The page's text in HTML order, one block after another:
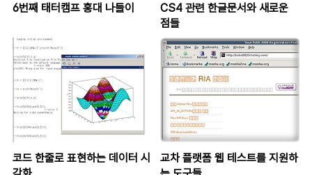
6번째 태터캠프 홍대 나들이
CS4 관련 한글문서와 새로운
점들
코드 한줄로 표현하는 데이터 시
교차 플랫폼 웹 테스트를 지원하